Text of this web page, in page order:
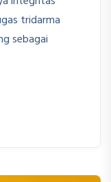
tridarma
sebagai